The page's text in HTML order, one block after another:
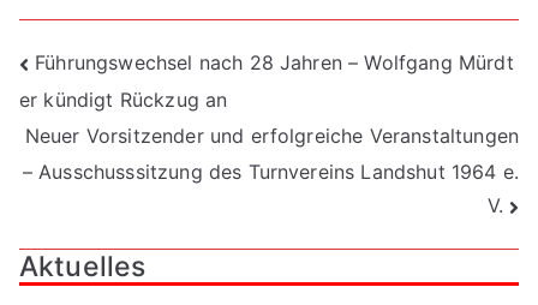
Beitragsnavigation
Führungswechsel nach 28 Jahren – Wolfgang Mürdt
er kündigt Rückzug an
Neuer Vorsitzender und erfolgreiche Veranstaltungen
– Ausschusssitzung des Turnvereins Landshut 1964 e.
V.
Aktuelles